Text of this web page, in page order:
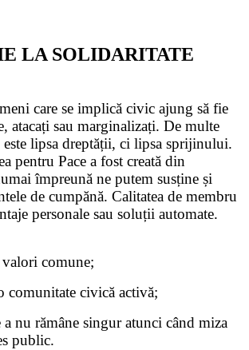
LA SOLIDARITATE
care se implică civic ajung să fie
atacați sau marginalizați. De multe
lipsa dreptății, ci lipsa sprijinului.
pentru Pace a fost creată din
împreună ne putem susține și
de cumpănă. Calitatea de membru
personale sau soluții automate.
comune;
comunitate civică activă;
nu rămâne singur atunci când miza
public.